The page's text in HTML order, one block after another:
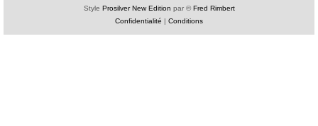
Style Prosilver New Edition par ©Fred Rimbert
Confidentialité | Conditions